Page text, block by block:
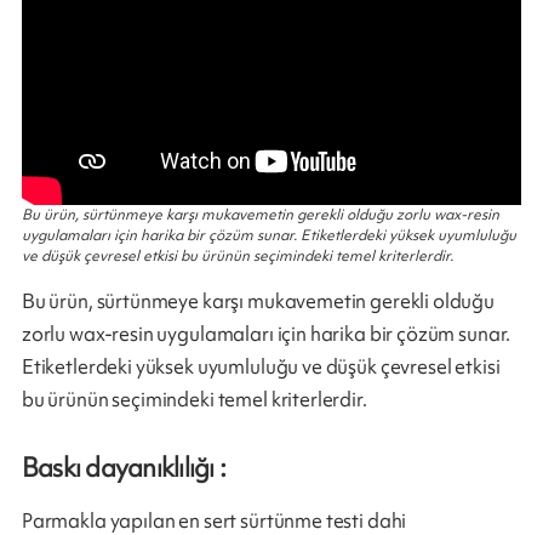
Bu ürün, sürtünmeye karşı mukavemetin gerekli olduğu zorlu wax-resin
uygulamaları için harika bir çözüm sunar. Etiketlerdeki yüksek uyumluluğu
ve düşük çevresel etkisi bu ürünün seçimindeki temel kriterlerdir.
Bu ürün, sürtünmeye karşı mukavemetin gerekli olduğu
zorlu wax-resin uygulamaları için harika bir çözüm sunar.
Etiketlerdeki yüksek uyumluluğu ve düşük çevresel etkisi
bu ürünün seçimindeki temel kriterlerdir.
Baskı dayanıklılığı :
Parmakla yapılan en sert sürtünme testi dahi